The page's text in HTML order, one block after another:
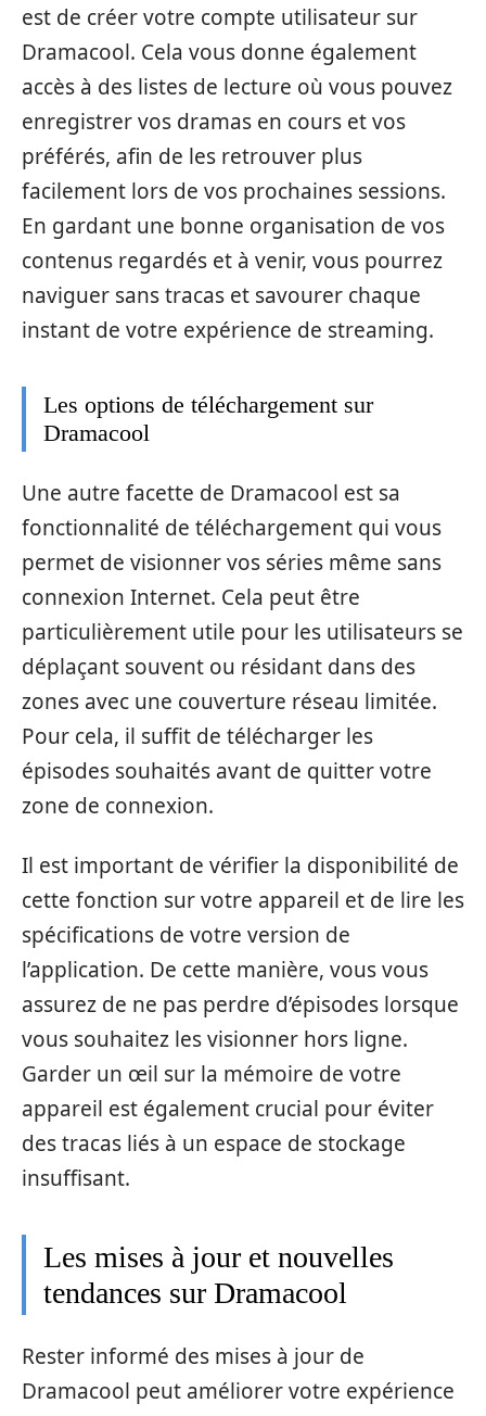
est de créer votre compte utilisateur sur
Dramacool. Cela vous donne également
accès à des listes de lecture où vous pouvez
enregistrer vos dramas en cours et vos
préférés, afin de les retrouver plus
facilement lors de vos prochaines sessions.
En gardant une bonne organisation de vos
contenus regardés et à venir, vous pourrez
naviguer sans tracas et savourer chaque
instant de votre expérience de streaming.
Les options de téléchargement sur
Dramacool
Une autre facette de Dramacool est sa
fonctionnalité de téléchargement qui vous
permet de visionner vos séries même sans
connexion Internet. Cela peut être
particulièrement utile pour les utilisateurs se
déplaçant souvent ou résidant dans des
zones avec une couverture réseau limitée.
Pour cela, il suffit de télécharger les
épisodes souhaités avant de quitter votre
zone de connexion.
Il est important de vérifier la disponibilité de
cette fonction sur votre appareil et de lire les
spécifications de votre version de
l’application. De cette manière, vous vous
assurez de ne pas perdre d’épisodes lorsque
vous souhaitez les visionner hors ligne.
Garder un œil sur la mémoire de votre
appareil est également crucial pour éviter
des tracas liés à un espace de stockage
insuffisant.
Les mises à jour et nouvelles
tendances sur Dramacool
Rester informé des mises à jour de
Dramacool peut améliorer votre expérience